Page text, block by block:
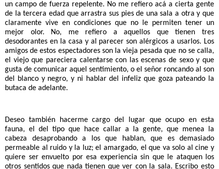
un campo de fuerza repelente. No me refiero acá a cierta gente
de la tercera edad que arrastra sus pies de una sala a otra y que
claramente vive en condiciones que no le permiten tener un
mejor olor. No, me refiero a aquellos que tienen tres
desodorantes en la casa y al parecer son alérgicos a usarlos. Los
amigos de estos espectadores son la vieja pesada que no se calla,
el viejo que pareciera calentarse con las escenas de sexo y que
gusta de comunicar aquel sentimiento, o el señor roncando al son
del blanco y negro, y ni hablar del infeliz que goza pateando la
butaca de adelante.
Deseo también hacerme cargo del lugar que ocupo en esta
fauna, el del tipo que hace callar a la gente, que menea la
cabeza desaprobando a los que hablan, que es demasiado
permeable al ruido y la luz; el amargado, el que va solo al cine y
quiere ser envuelto por esa experiencia sin que le ataquen los
otros sentidos que nada tienen que ver con la sala. Escribo esto